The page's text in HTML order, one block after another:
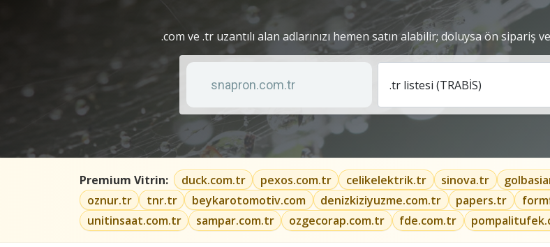
.com ve .tr uzantılı alan adlarınızı hemen satın alabilir; doluysa ön
Anahtar kelime
Liste türü
Premium Vitrin: duck.com.tr pexos.com.tr celikelektrik.tr sinova.tr
oznur.tr
tnr.tr beykarotomotiv.com denizkiziyuzme.com.tr papers.tr
unitinsaat.com.tr
sampar.com.tr ozgecorap.com.tr fde.com.tr